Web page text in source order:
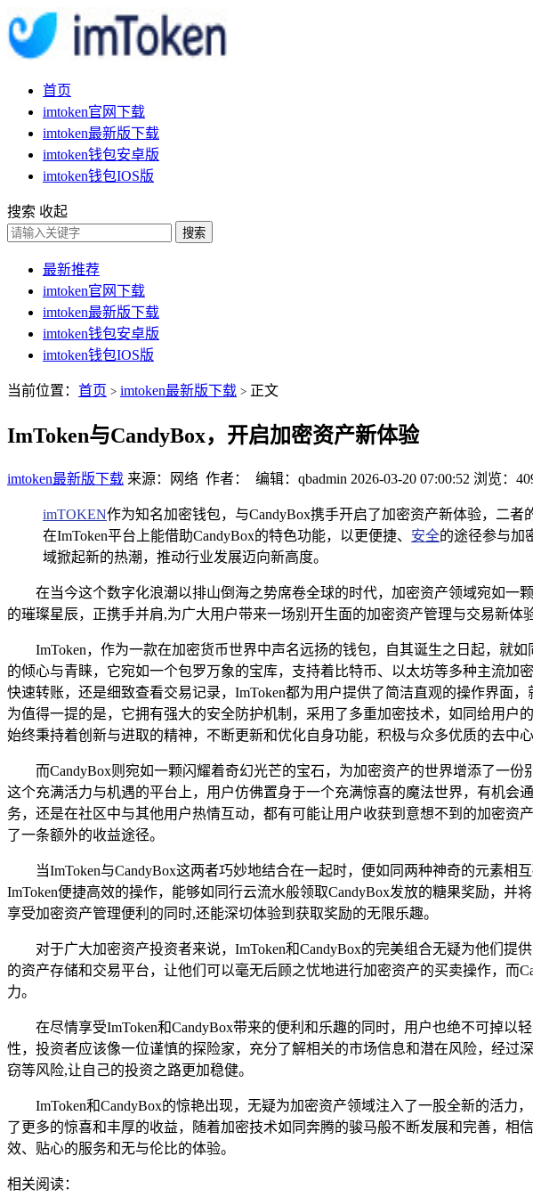
首页
imtoken官网下载
imtoken最新版下载
imtoken钱包安卓版
imtoken钱包IOS版
搜索 收起
搜索
最新推荐
imtoken官网下载
imtoken最新版下载
imtoken钱包安卓版
imtoken钱包IOS版
当前位置： 首页 > imtoken最新版下载 > 正文
ImToken与CandyBox，开启加密资产新体验
imtoken最新版下载 来源：网络 作者： 编辑：qbadmin 2026-03-20 07:00:52 浏览：
imTOKEN作为知名加密钱包，与CandyBox携手开启了加密资产新体验，二
在ImToken平台上能借助CandyBox的特色功能，以更便捷、 安全的途径参与加
域掀起新的热潮，推动行业发展迈向新高度。
在当今这个数字化浪潮以排山倒海之势席卷全球的时代，加密资产领域宛如一
的璀璨星辰，正携手并肩,为广大用户带来一场别开生面的加密资产管理与交易新体验
ImToken，作为一款在加密货币世界中声名远扬的钱包，自其诞生之日起，就
的倾心与青睐，它宛如一个包罗万象的宝库，支持着比特币、以太坊等多种主流加
快速转账，还是细致查看交易记录，ImToken都为用户提供了简洁直观的操作界面
为值得一提的是，它拥有强大的安全防护机制，采用了多重加密技术，如同给用户
始终秉持着创新与进取的精神，不断更新和优化自身功能，积极与众多优质的去中
而CandyBox则宛如一颗闪耀着奇幻光芒的宝石，为加密资产的世界增添了一
这个充满活力与机遇的平台上，用户仿佛置身于一个充满惊喜的魔法世界，有机
务，还是在社区中与其他用户热情互动，都有可能让用户收获到意想不到的加密
了一条额外的收益途径。
当ImToken与CandyBox这两者巧妙地结合在一起时，便如同两种神奇的元素
ImToken便捷高效的操作，能够如同行云流水般领取CandyBox发放的糖果奖励，
享受加密资产管理便利的同时,还能深切体验到获取奖励的无限乐趣。
对于广大加密资产投资者来说，ImToken和CandyBox的完美组合无疑为他们
的资产存储和交易平台，让他们可以毫无后顾之忧地进行加密资产的买卖操作，而
力。
在尽情享受ImToken和CandyBox带来的便利和乐趣的同时，用户也绝不可掉
性，投资者应该像一位谨慎的探险家，充分了解相关的市场信息和潜在风险，经
窃等风险,让自己的投资之路更加稳健。
ImToken和CandyBox的惊艳出现，无疑为加密资产领域注入了一股全新的活
了更多的惊喜和丰厚的收益，随着加密技术如同奔腾的骏马般不断发展和完善，相
效、贴心的服务和无与伦比的体验。
相关阅读：